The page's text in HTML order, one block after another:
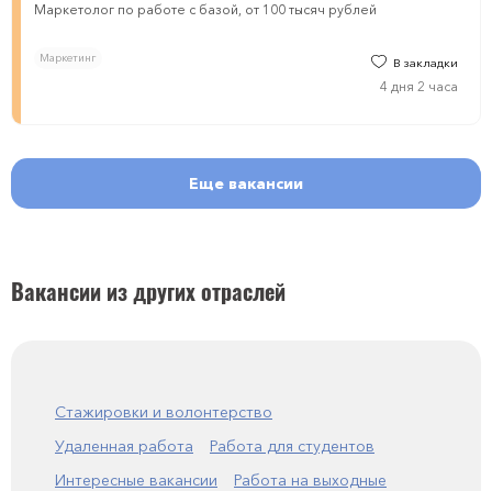
Маркетолог по работе с базой, от 100 тысяч рублей
Маркетинг В закладки
4 дня 2 часа
Еще вакансии
Вакансии из других отраслей
Стажировки и волонтерство
Удаленная работа
Работа для студентов
Интересные вакансии
Работа на выходные